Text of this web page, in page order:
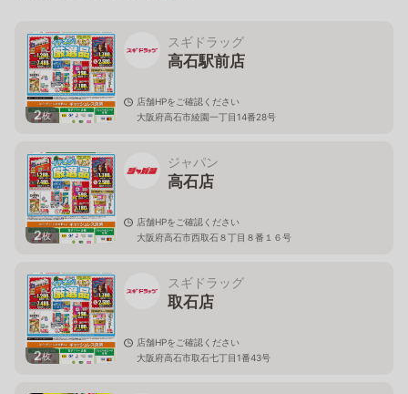
2枚
スギドラッグ
高石駅前店
店舗HPをご確認ください
大阪府高石市綾園一丁目14番28号
2枚
ジャパン
高石店
店舗HPをご確認ください
大阪府高石市西取石８丁目８番１６号
2枚
スギドラッグ
取石店
店舗HPをご確認ください
大阪府高石市取石七丁目1番43号